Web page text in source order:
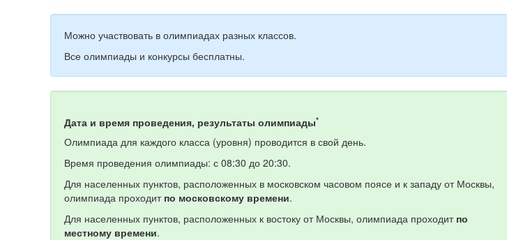
Можно участвовать в олимпиадах разных классов.
Все олимпиады и конкурсы бесплатны.
Дата и время проведения, результаты олимпиады*
Олимпиада для каждого класса (уровня) проводится в свой день.
Время проведения олимпиады: с 08:30 до 20:30.
Для населенных пунктов, расположенных в московском часовом поясе и к западу от Москвы,
олимпиада проходит по московскому времени.
Для населенных пунктов, расположенных к востоку от Москвы, олимпиада проходит по
местному времени.